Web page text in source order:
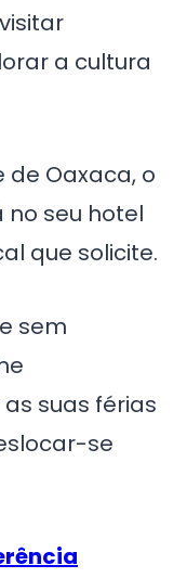
a cultura
Oaxaca, o
seu hotel
que solicite.
sem
suas férias
se